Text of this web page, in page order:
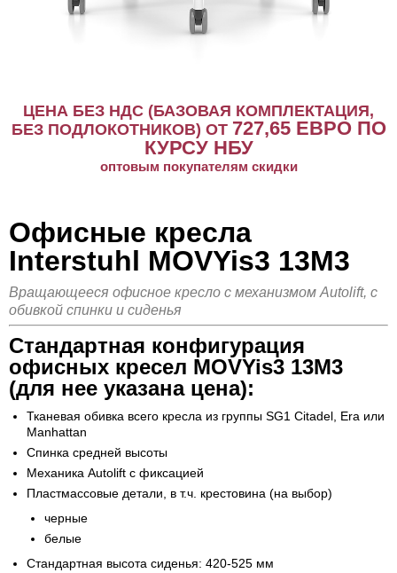
ЦЕНА БЕЗ НДС (БАЗОВАЯ КОМПЛЕКТАЦИЯ,
БЕЗ ПОДЛОКОТНИКОВ) ОТ 727,65ЕВРО ПО
КУРСУ НБУ
оптовым покупателям скидки
Офисные кресла
Interstuhl MOVYis3 13M3
Вращающееся офисное кресло с механизмом Autolift, с
обивкой спинки и сиденья
Стандартная конфигурация
офисных кресел MOVYis3 13M3
(для нее указана цена):
Тканевая обивка всего кресла из группы SG1 Citadel, Era или
Manhattan
Спинка средней высоты
Механика Autolift с фиксацией
Пластмассовые детали, в т.ч. крестовина (на выбор)
черные
белые
Стандартная высота сиденья: 420-525 мм